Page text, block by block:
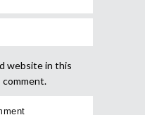
website in this